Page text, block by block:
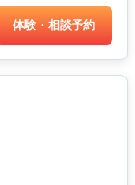
体験・相談予約